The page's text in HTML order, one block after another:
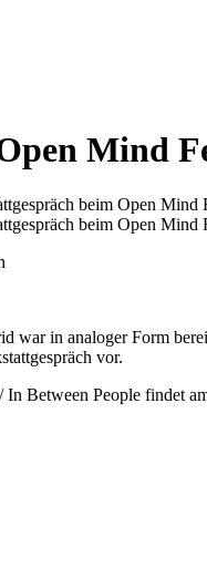
Mind
beim Open Mind
beim Open Mind
war in analoger Form
vor.
Between People findet